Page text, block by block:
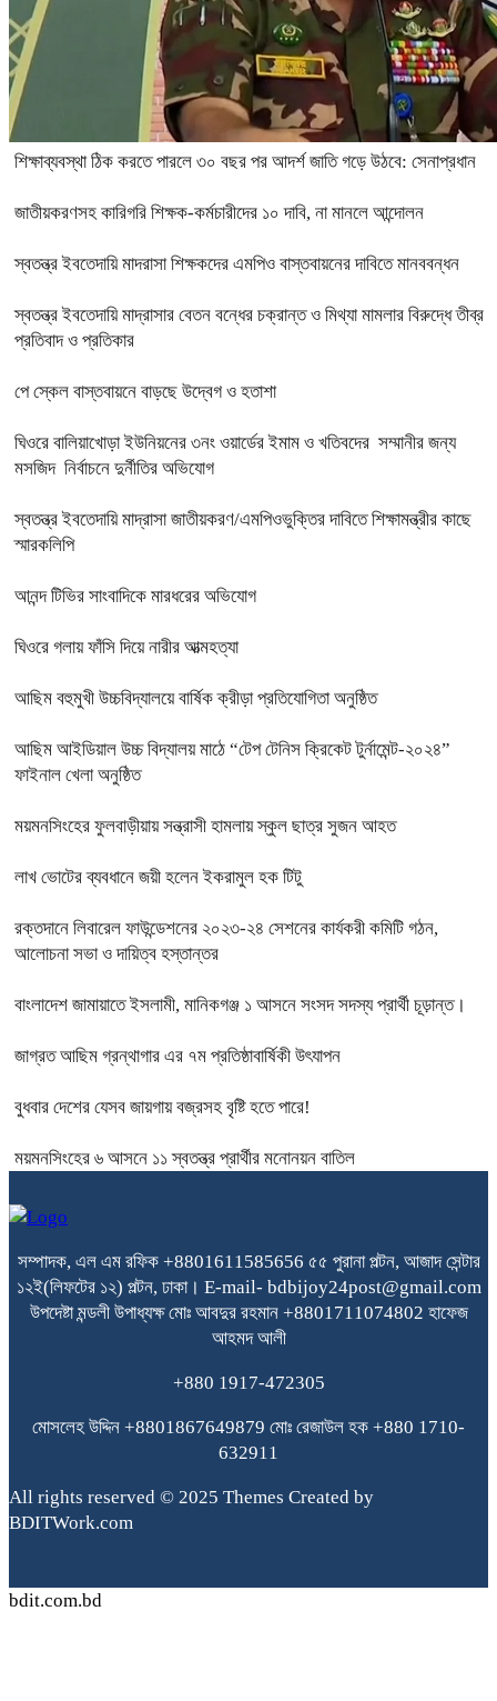
শিক্ষাব্যবস্থা ঠিক করতে পারলে ৩০ বছর পর আদর্শ জাতি গড়ে উঠবে: সেনাপ্রধান
জাতীয়করণসহ কারিগরি শিক্ষক-কর্মচারীদের ১০ দাবি, না মানলে আন্দোলন
স্বতন্ত্র ইবতেদায়ি মাদরাসা শিক্ষকদের এমপিও বাস্তবায়নের দাবিতে মানববন্ধন
স্বতন্ত্র ইবতেদায়ি মাদ্রাসার বেতন বন্ধের চক্রান্ত ও মিথ্যা মামলার বিরুদ্ধে তীব্র
প্রতিবাদ ও প্রতিকার
পে স্কেল বাস্তবায়নে বাড়ছে উদ্বেগ ও হতাশা
ঘিওরে বালিয়াখোড়া ইউনিয়নের ৩নং ওয়ার্ডের ইমাম ও খতিবদের সম্মানীর জন্য
মসজিদ নির্বাচনে দুর্নীতির অভিযোগ
স্বতন্ত্র ইবতেদায়ি মাদ্রাসা জাতীয়করণ/এমপিওভুক্তির দাবিতে শিক্ষামন্ত্রীর কাছে
স্মারকলিপি
আনন্দ টিভির সাংবাদিকে মারধরের অভিযোগ
ঘিওরে গলায় ফাঁসি দিয়ে নারীর আত্মহত্যা
আছিম বহুমুখী উচ্চবিদ্যালয়ে বার্ষিক ক্রীড়া প্রতিযোগিতা অনুষ্ঠিত
আছিম আইডিয়াল উচ্চ বিদ্যালয় মাঠে “টেপ টেনিস ক্রিকেট টুর্নামেন্ট-২০২৪”
ফাইনাল খেলা অনুষ্ঠিত
ময়মনসিংহের ফুলবাড়ীয়ায় সন্ত্রাসী হামলায় স্কুল ছাত্র সুজন আহত
লাখ ভোটের ব্যবধানে জয়ী হলেন ইকরামুল হক টিটু
রক্তদানে লিবারেল ফাউন্ডেশনের ২০২৩-২৪ সেশনের কার্যকরী কমিটি গঠন,
আলোচনা সভা ও দায়িত্ব হস্তান্তর
বাংলাদেশ জামায়াতে ইসলামী, মানিকগঞ্জ ১ আসনে সংসদ সদস্য প্রার্থী চূড়ান্ত।
জাগ্রত আছিম গ্রন্থাগার এর ৭ম প্রতিষ্ঠাবার্ষিকী উৎযাপন
বুধবার দেশের যেসব জায়গায় বজ্রসহ বৃষ্টি হতে পারে!
ময়মনসিংহের ৬ আসনে ১১ স্বতন্ত্র প্রার্থীর মনোনয়ন বাতিল
সম্পাদক, এল এম রফিক +8801611585656 ৫৫ পুরানা পল্টন, আজাদ সেন্টার
১২ই(লিফটের ১২) পল্টন, ঢাকা। E-mail- bdbijoy24post@gmail.com
উপদেষ্টা মন্ডলী উপাধ্যক্ষ মোঃ আবদুর রহমান +8801711074802 হাফেজ
আহমদ আলী
+880 1917-472305
মোসলেহ উদ্দিন +8801867649879 মোঃ রেজাউল হক +880 1710-
632911
All rights reserved © 2025 Themes Created by
BDITWork.com
bdit.com.bd